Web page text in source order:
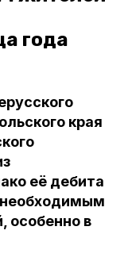
года
края
её дебита
необходимым
особенно в